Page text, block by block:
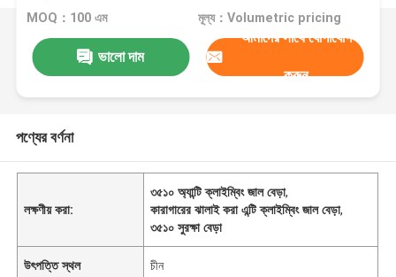
MOQ：100 এম মূল্য：Volumetric pricing
ভালো দাম
আমাদের সাথে যোগাযোগ
করুন
পণ্যের বর্ণনা
লক্ষণীয় করা:
৩৫১০ অ্যান্টি ক্লাইম্বিং জাল বেড়া,
কারাগারের ঝালাই করা এন্টি ক্লাইম্বিং জাল বেড়া,
৩৫১০ সুরক্ষা বেড়া
উৎপত্তি স্থল চীন